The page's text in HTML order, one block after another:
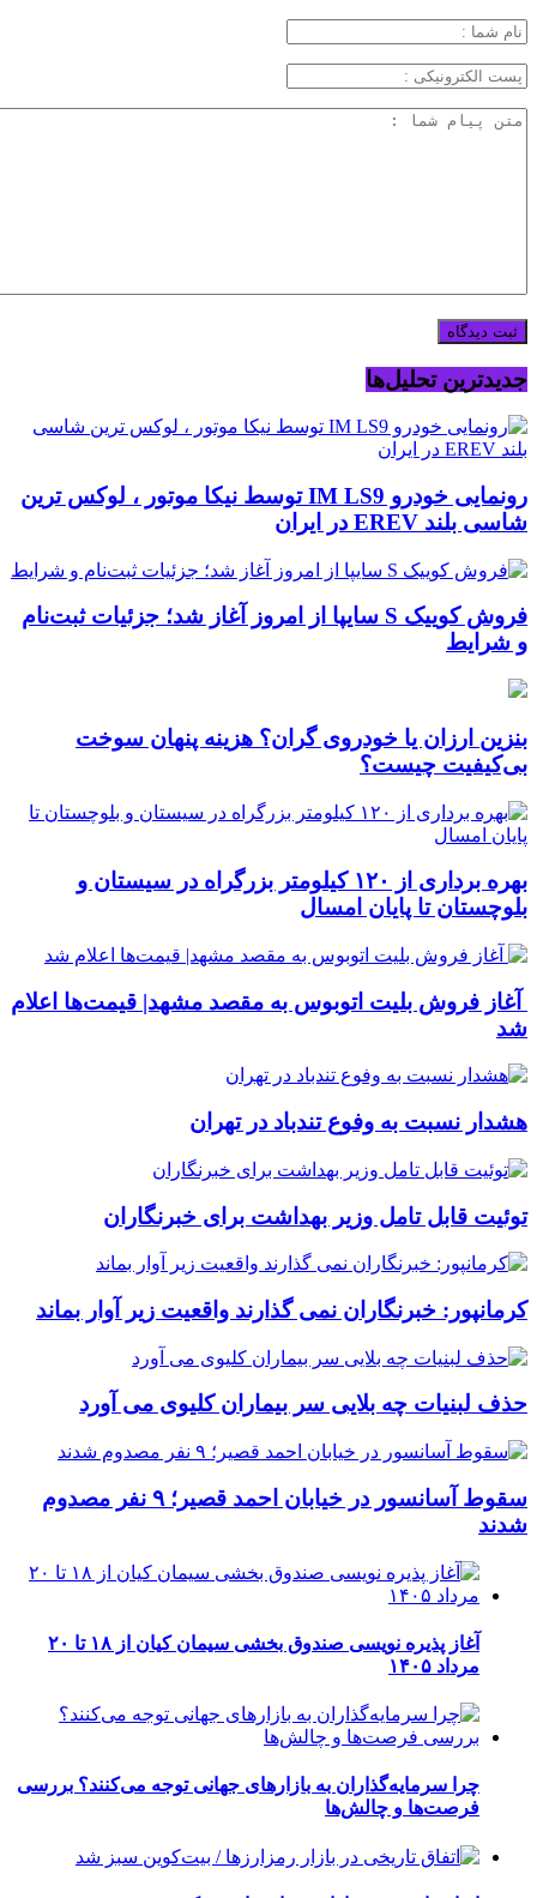
جدیدترین تحلیل‌ها
رونمایی خودرو IM LS9 توسط نیکا موتور ، لوکس ترین
شاسی بلند EREV در ایران
فروش کوییک S سایپا از امروز آغاز شد؛ جزئیات ثبت‌نام
و شرایط
بنزین ارزان یا خودروی گران؟ هزینه پنهان سوخت
بی‌کیفیت چیست؟
بهره برداری از ۱۲۰ کیلومتر بزرگراه در سیستان و
بلوچستان تا پایان امسال
آغاز فروش بلیت اتوبوس به مقصد مشهد| قیمت‌ها اعلام
شد
هشدار نسبت به وفوع تندباد در تهران
توئیت قابل تامل وزیر بهداشت برای خبرنگاران
کرمانپور: خبرنگاران نمی گذارند واقعیت زیر آوار بماند
حذف لبنیات چه بلایی سر بیماران کلیوی می آورد
سقوط آسانسور در خیابان احمد قصیر؛ ۹ نفر مصدوم
شدند
آغاز پذیره نویسی صندوق بخشی سیمان کیان از ۱۸ تا ۲۰
مرداد ۱۴۰۵
چرا سرمایه‌گذاران به بازارهای جهانی توجه می‌کنند؟ بررسی
فرصت‌ها و چالش‌ها